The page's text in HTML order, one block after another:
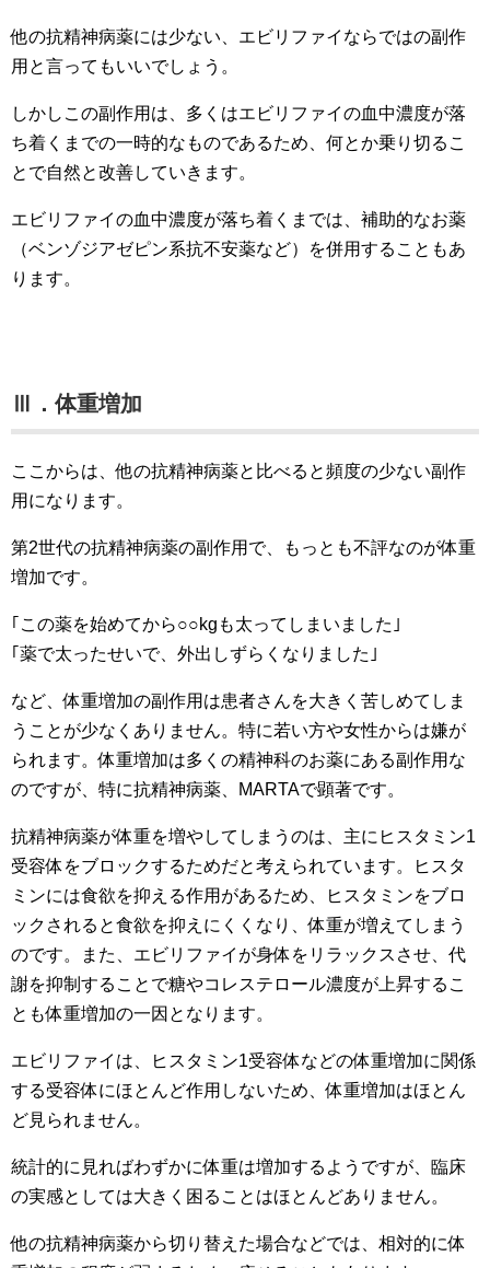
他の抗精神病薬には少ない、エビリファイならではの副作
用と言ってもいいでしょう。
しかしこの副作用は、多くはエビリファイの血中濃度が落
ち着くまでの一時的なものであるため、何とか乗り切るこ
とで自然と改善していきます。
エビリファイの血中濃度が落ち着くまでは、補助的なお薬
（ベンゾジアゼピン系抗不安薬など）を併用することもあ
ります。
Ⅲ．体重増加
ここからは、他の抗精神病薬と比べると頻度の少ない副作
用になります。
第2世代の抗精神病薬の副作用で、もっとも不評なのが体重
増加です。
｢この薬を始めてから○○kgも太ってしまいました｣
｢薬で太ったせいで、外出しずらくなりました｣
など、体重増加の副作用は患者さんを大きく苦しめてしま
うことが少なくありません。特に若い方や女性からは嫌が
られます。体重増加は多くの精神科のお薬にある副作用な
のですが、特に抗精神病薬、MARTAで顕著です。
抗精神病薬が体重を増やしてしまうのは、主にヒスタミン1
受容体をブロックするためだと考えられています。ヒスタ
ミンには食欲を抑える作用があるため、ヒスタミンをブロ
ックされると食欲を抑えにくくなり、体重が増えてしまう
のです。また、エビリファイが身体をリラックスさせ、代
謝を抑制することで糖やコレステロール濃度が上昇するこ
とも体重増加の一因となります。
エビリファイは、ヒスタミン1受容体などの体重増加に関係
する受容体にほとんど作用しないため、体重増加はほとん
ど見られません。
統計的に見ればわずかに体重は増加するようですが、臨床
の実感としては大きく困ることはほとんどありません。
他の抗精神病薬から切り替えた場合などでは、相対的に体